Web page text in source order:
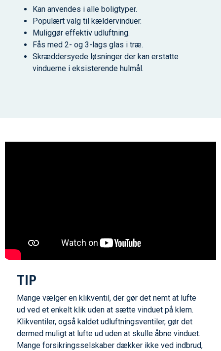
Kan anvendes i alle boligtyper.
Populært valg til kældervinduer.
Muliggør effektiv udluftning.
Fås med 2- og 3-lags glas i træ.
Skræddersyede løsninger der kan erstatte
vinduerne i eksisterende hulmål.
TIP
Mange vælger en klikventil, der gør det nemt at lufte
ud ved et enkelt klik uden at sætte vinduet på klem.
Klikventiler, også kaldet udluftningsventiler, gør det
dermed muligt at lufte ud uden at skulle åbne vinduet.
Mange forsikringsselskaber dækker ikke ved indbrud,